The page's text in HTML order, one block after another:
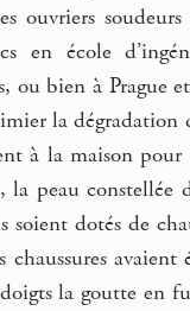
ouvriers
en école
ou bien à Prague
la dégradation
à la maison pour
la peau constellée
soient dotés de
chaussures
la goutte en